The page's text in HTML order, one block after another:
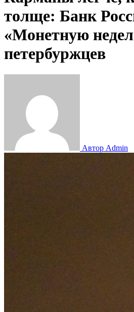
толще: Банк
«Монетную
петербуржцев
Автор Admin